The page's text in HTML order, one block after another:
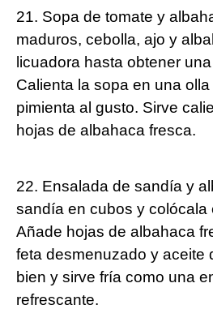
21. Sopa de tomate y
maduros, cebolla, ajo y
licuadora hasta obtener
Calienta la sopa en una
pimienta al gusto. Sirve
hojas de albahaca fresca.
22. Ensalada de sandía y
sandía en cubos y colócala
Añade hojas de albahaca
feta desmenuzado y aceite
bien y sirve fría como una
refrescante.